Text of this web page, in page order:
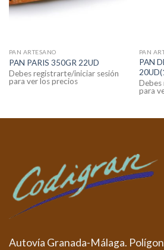
PAN ARTESANO
PAN PARIS 350GR 22UD
Debes registrarte/iniciar sesión
para ver los precios
PAN
PAN
Debes
para
Autovía Granada-Málaga.